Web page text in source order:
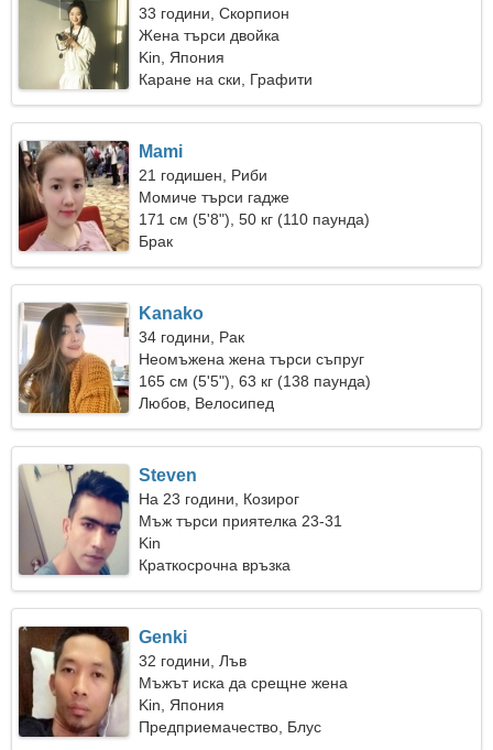
33 години, Скорпион
Жена търси двойка
Kin, Япония
Каране на ски, Графити
Mami
21 годишен, Риби
Момиче търси гадже
171 см (5'8"), 50 кг (110 паунда)
Брак
Kanako
34 години, Рак
Неомъжена жена търси съпруг
165 см (5'5"), 63 кг (138 паунда)
Любов, Велосипед
Steven
На 23 години, Козирог
Мъж търси приятелка 23-31
Kin
Краткосрочна връзка
Genki
32 години, Лъв
Мъжът иска да срещне жена
Kin, Япония
Предприемачество, Блус